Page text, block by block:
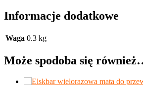
Informacje dodatkowe
Waga 0.3 kg
Może spodoba się